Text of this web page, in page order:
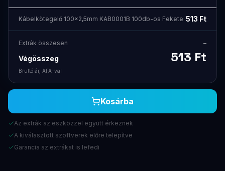
Kábelkötegelő 100x2,5mm KAB0001B 100db-os Fekete 513 Ft
Extrák összesen –
Végösszeg 513 Ft
Bruttó ár, ÁFA-val
Kosárba
Az extrák az eszközzel együtt érkeznek
A kiválasztott szoftverek előre telepítve
Garancia az extrákat is lefedi